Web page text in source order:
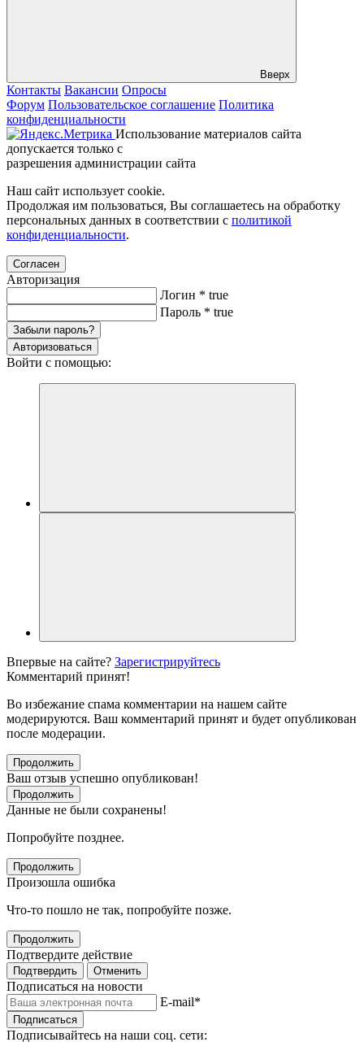
Вверх
Контакты Вакансии Опросы
Форум Пользовательское соглашение Политика
конфиденциальности
Использование материалов сайта
допускается только с
разрешения администрации сайта
Наш сайт использует cookie.
Продолжая им пользоваться, Вы соглашаетесь на обработку
персональных данных в соответствии с политикой
конфиденциальности.
Согласен
Авторизация
Логин * true
Пароль * true
Забыли пароль?
Авторизоваться
Войти с помощью:
Впервые на сайте? Зарегистрируйтесь
Комментарий принят!
Во избежание спама комментарии на нашем сайте
модерируются. Ваш комментарий принят и будет опубликован
после модерации.
Продолжить
Ваш отзыв успешно опубликован!
Продолжить
Данные не были сохранены!
Попробуйте позднее.
Продолжить
Произошла ошибка
Что-то пошло не так, попробуйте позже.
Продолжить
Подтвердите действие
Подтвердить Отменить
Подписаться на новости
E-mail*
Подписаться
Подписывайтесь на наши соц. сети: